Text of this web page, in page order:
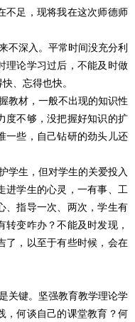
不足，现将我在这次师德师
深入。平常时间没充分利
理论学习过后，不能及时做
、忘得也快。
材，一般不出现的知识性
度不够，没把握好知识的扩
一些，自己钻研的劲头儿还
生，但对学生的关爱投入
进学生的心灵，一有事、工
、指导一次、两次，学生有
变咋办？不能及时发现，
了，以至于有些时候，会在
键。坚强教育教学理论学
，何谈自己的课堂教育？何